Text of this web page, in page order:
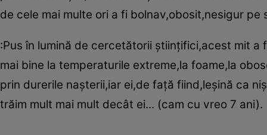
de cele mai multe ori a fi bolnav,obosit,nesigur
:Pus în lumină de cercetătorii ştiinţifici,acest mit
mai bine la temperaturile extreme,la foame,la
prin durerile naşterii,iar ei,de faţă fiind,leşină ca
trăim mult mai mult decât ei... (cam cu vreo 7 ani).